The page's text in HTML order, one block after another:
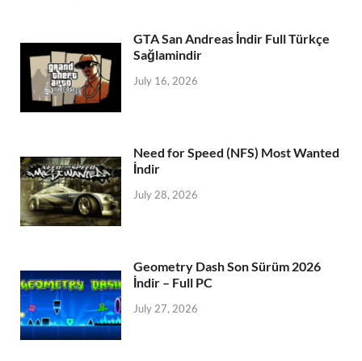
GTA San Andreas İndir Full Türkçe
Sağlamindir
July 16, 2026
Need for Speed (NFS) Most Wanted
İndir
July 28, 2026
Geometry Dash Son Sürüm 2026
İndir – Full PC
July 27, 2026